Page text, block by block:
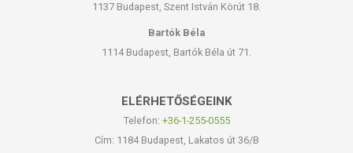
1137 Budapest, Szent István Körút 18.
Bartók Béla
1114 Budapest, Bartók Béla út 71.
ELÉRHETŐSÉGEINK
Telefon: +36-1-255-0555
Cím: 1184 Budapest, Lakatos út 36/B